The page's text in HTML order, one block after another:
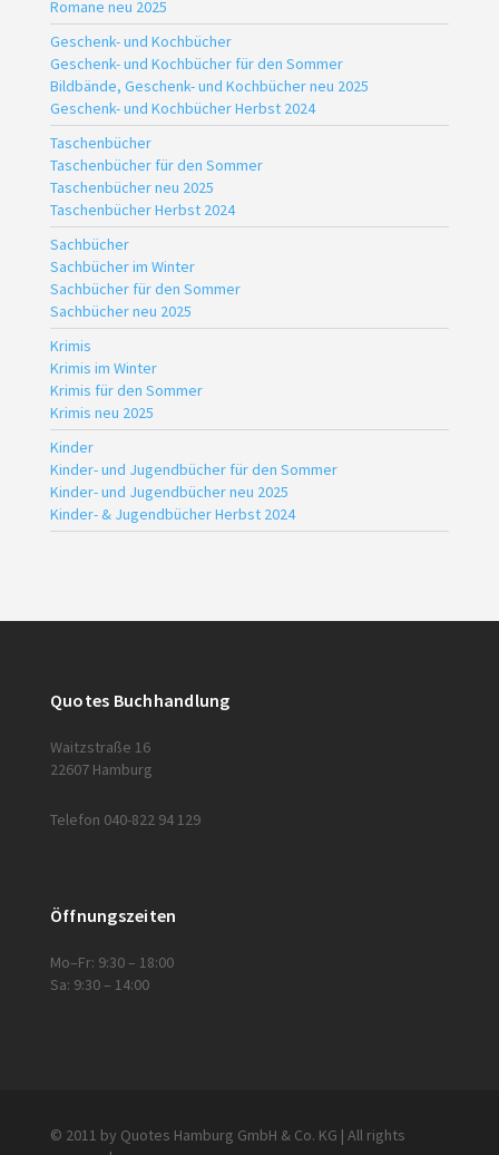
Romane neu 2025
Geschenk- und Kochbücher
Geschenk- und Kochbücher für den Sommer
Bildbände, Geschenk- und Kochbücher neu 2025
Geschenk- und Kochbücher Herbst 2024
Taschenbücher
Taschenbücher für den Sommer
Taschenbücher neu 2025
Taschenbücher Herbst 2024
Sachbücher
Sachbücher im Winter
Sachbücher für den Sommer
Sachbücher neu 2025
Krimis
Krimis im Winter
Krimis für den Sommer
Krimis neu 2025
Kinder
Kinder- und Jugendbücher für den Sommer
Kinder- und Jugendbücher neu 2025
Kinder- & Jugendbücher Herbst 2024
Quotes Buchhandlung
Waitzstraße 16
22607 Hamburg
Telefon 040-822 94 129
Öffnungszeiten
Mo–Fr: 9:30 – 18:00
Sa: 9:30 – 14:00
© 2011 by Quotes Hamburg GmbH & Co. KG | All rights